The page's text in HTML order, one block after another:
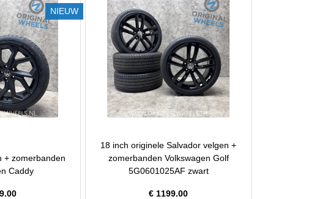
NIEUW
+ zomerbanden
Caddy
18 inch originele Salvador velgen +
zomerbanden Volkswagen Golf
5G0601025AF zwart
€ 1199.00